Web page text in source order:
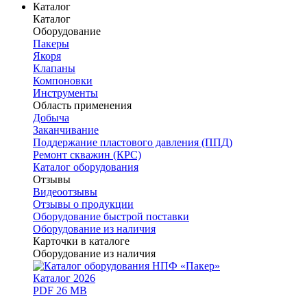
Каталог
Каталог
Оборудование
Пакеры
Якоря
Клапаны
Компоновки
Инструменты
Область применения
Добыча
Заканчивание
Поддержание пластового давления (ППД)
Ремонт скважин (КРС)
Каталог оборудования
Отзывы
Видеоотзывы
Отзывы о продукции
Оборудование быстрой поставки
Оборудование из наличия
Карточки в каталоге
Оборудование из наличия
Каталог 2026
PDF 26 MB